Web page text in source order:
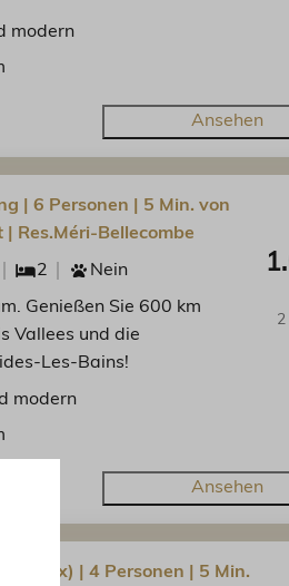
modern
Ansehen
2
| 6 Personen | 5 Min. von
Res.Méri-Bellecombe
2 Nein
Genießen Sie 600 km
Vallees und die
Les-Bains!
modern
Ansehen
| 4 Personen | 5 Min.